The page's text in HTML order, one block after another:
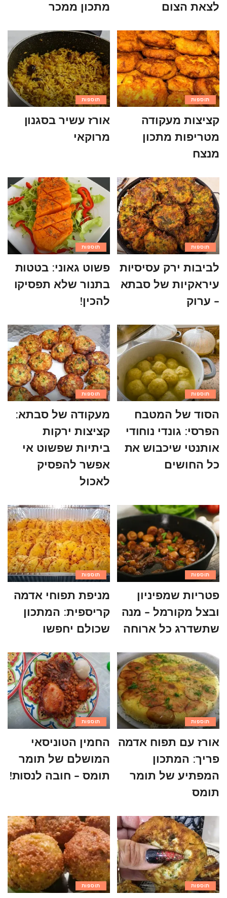
לצאת הצום מתכון ממכר
תוספות
קציצות מעקודה
מטריפות מתכון
מנצח
תוספות
אורז עשיר בסגנון
מרוקאי
תוספות
לביבות ירק עסיסיות
עיראקיות של סבתא
– ערוק
תוספות
פשוט גאוני: בטטות
בתנור שלא תפסיקו
להכין!
תוספות
הסוד של המטבח
הפרסי: גונדי נוחודי
אותנטי שיכבוש את
כל החושים
תוספות
מעקודה של סבתא:
קציצות ירקות
ביתיות שפשוט אי
אפשר להפסיק
לאכול
תוספות
פטריות שמפיניון
ובצל מקורמל – מנה
שתשדרג כל ארוחה
תוספות
מניפת תפוחי אדמה
קריספית: המתכון
שכולם יחפשו
תוספות
אורז עם תפוח אדמה
פריך: המתכון
המפתיע של תומר
תומס
תוספות
החמין הטוניסאי
המושלם של תומר
תומס – חובה לנסות!
תוספות תוספות